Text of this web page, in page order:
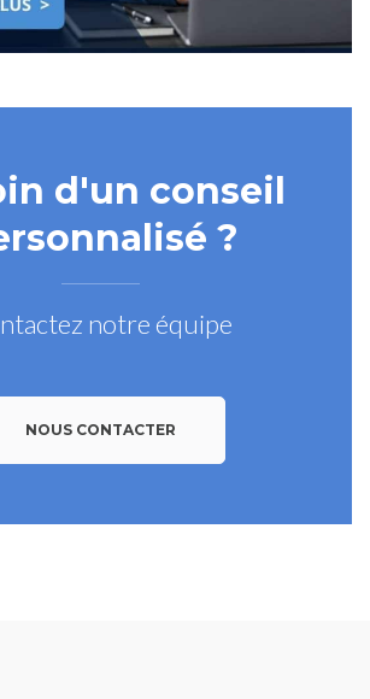
d'un conseil
?
notre équipe
NOUS CONTACTER